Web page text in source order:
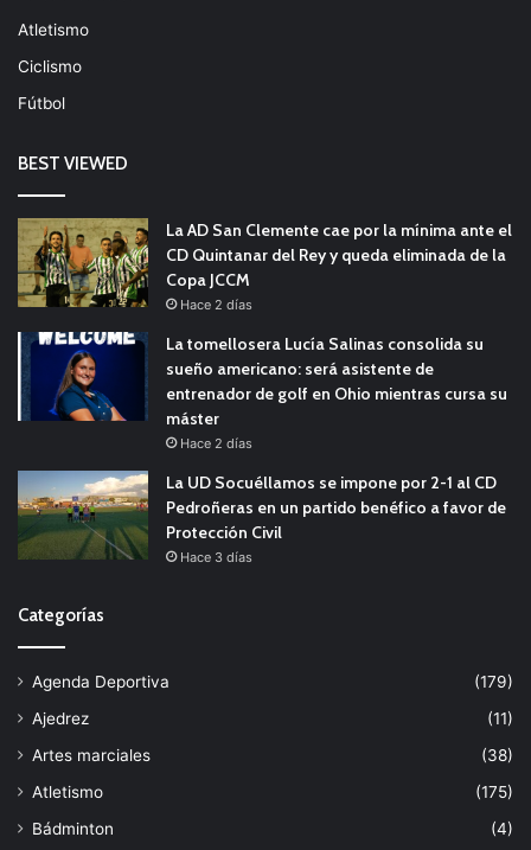
Atletismo
Ciclismo
Fútbol
BEST VIEWED
La AD San Clemente cae por la mínima ante el
CD Quintanar del Rey y queda eliminada de la
Copa JCCM
Hace 2 días
La tomellosera Lucía Salinas consolida su
sueño americano: será asistente de
entrenador de golf en Ohio mientras cursa su
máster
Hace 2 días
La UD Socuéllamos se impone por 2-1 al CD
Pedroñeras en un partido benéfico a favor de
Protección Civil
Hace 3 días
Categorías
Agenda Deportiva
(179)
Ajedrez
(11)
Artes marciales
(38)
Atletismo
(175)
Bádminton
(4)